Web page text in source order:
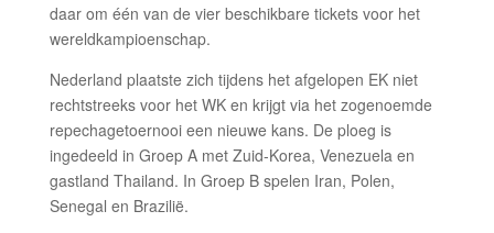
daar om één van de vier beschikbare tickets voor het
wereldkampioenschap.
Nederland plaatste zich tijdens het afgelopen EK niet
rechtstreeks voor het WK en krijgt via het zogenoemde
repechagetoernooi een nieuwe kans. De ploeg is
ingedeeld in Groep A met Zuid-Korea, Venezuela en
gastland Thailand. In Groep B spelen Iran, Polen,
Senegal en Brazilië.